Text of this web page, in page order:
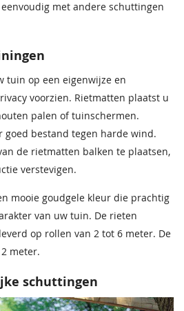
met andere schuttingen
tuin op een eigenwijze en
voorzien. Rietmatten plaatst u
palen of tuinschermen.
goed bestand tegen harde wind.
de rietmatten balken te plaatsen,
verstevigen.
mooie goudgele kleur die prachtig
van uw tuin. De rieten
op rollen van 2 tot 6 meter. De
meter.
schuttingen